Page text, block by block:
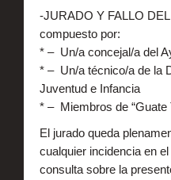
-JURADO Y FALLO
compuesto por:
* – Un/a concejal/a del
* – Un/a técnico/a de la
Juventud e Infancia
* – Miembros de “Guate
El jurado queda
cualquier incidencia en
consulta sobre la